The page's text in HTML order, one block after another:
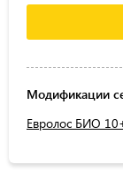
Модификации
Евролос БИО